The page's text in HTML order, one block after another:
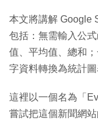
本文將講解 Google
包括：無需輸入公
值、平均值、總和
字資料轉換為統計圖
這裡以一個名為「
嘗試把這個新聞網